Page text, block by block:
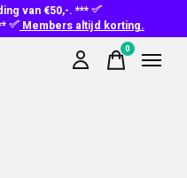
van €50,-. ***
Members altijd korting.
0items